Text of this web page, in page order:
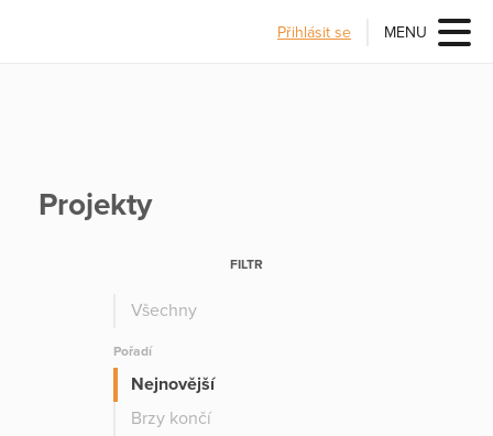
Přihlásit se MENU
Projekty
FILTR
Všechny
Pořadí
Nejnovější
Brzy končí